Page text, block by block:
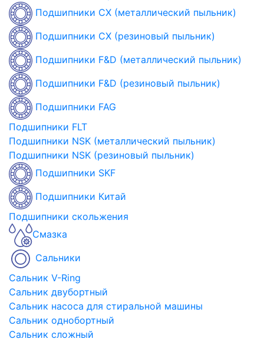
Подшипники CX (металлический пыльник)
Подшипники CX (резиновый пыльник)
Подшипники F&D (металлический пыльник)
Подшипники F&D (резиновый пыльник)
Подшипники FAG
Подшипники FLT
Подшипники NSK (металлический пыльник)
Подшипники NSK (резиновый пыльник)
Подшипники SKF
Подшипники Китай
Подшипники скольжения
Смазка
Сальники
Сальник V-Ring
Сальник двубортный
Сальник насоса для стиральной машины
Сальник однобортный
Сальник сложный